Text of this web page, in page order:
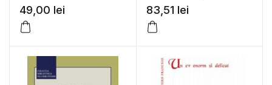
Zoltan Bogathy,
Coralia Sulea (coord.)
49,00 lei
popular in zonele
Banatului romanesc si
sarbesc (1890-1930)
83,51 lei